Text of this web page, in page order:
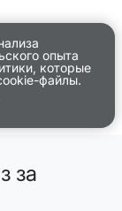
опыта
которые
файлы.
за